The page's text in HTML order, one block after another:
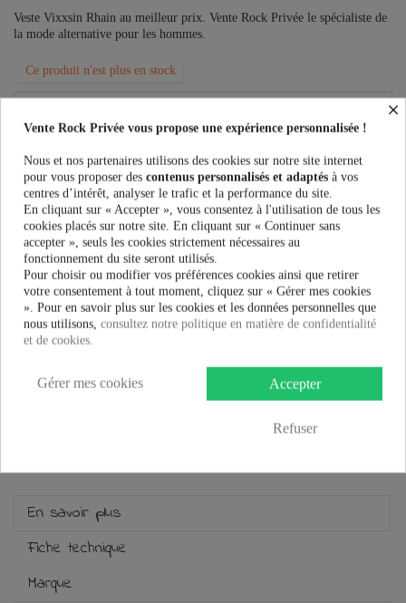
Veste Vixxsin Rhain au meilleur prix. Vente Rock Privée le spécialiste de
la mode alternative pour les hommes.
Ce produit n'est plus en stock
PRÉVENEZ-MOI LORSQUE LE PRODUIT EST DISPONIBLE
Taille:
54,90 €
et la livraison est offerte !
Guide des tailles
En savoir plus
Fiche technique
Marque
×
Vente Rock Privée vous propose une expérience personnalisée !
Nous et nos partenaires utilisons des cookies sur notre site internet
pour vous proposer des contenus personnalisés et adaptés à vos
centres d’intérêt, analyser le trafic et la performance du site.
En cliquant sur « Accepter », vous consentez à l'utilisation de tous les
cookies placés sur notre site. En cliquant sur « Continuer sans
accepter », seuls les cookies strictement nécessaires au
fonctionnement du site seront utilisés.
Pour choisir ou modifier vos préférences cookies ainsi que retirer
votre consentement à tout moment, cliquez sur « Gérer mes cookies
». Pour en savoir plus sur les cookies et les données personnelles que
nous utilisons, consultez notre politique en matière de confidentialité
et de cookies.
Accepter
Refuser
Gérer mes cookies